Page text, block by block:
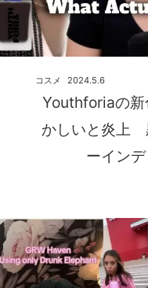
Youthforiaの新
かしいと炎上
ーイン
2024.5.6
コスメ